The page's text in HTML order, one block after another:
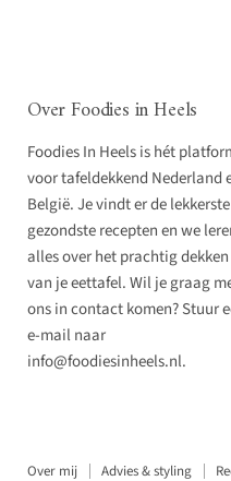
Over Foodies in Heels
Foodies In Heels is hét
voor tafeldekkend Nederland
België. Je vindt er de
gezondste recepten en we
alles over het prachtig dekken
van je eettafel. Wil je graag
ons in contact komen? Stuur
e-mail naar
info@foodiesinheels.nl.
Over mij Advies & styling